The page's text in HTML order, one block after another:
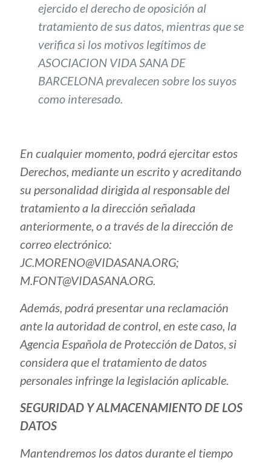
ejercido el derecho de oposición al
tratamiento de sus datos, mientras que se
verifica si los motivos legítimos de
ASOCIACION VIDA SANA DE
BARCELONA prevalecen sobre los suyos
como interesado.
En cualquier momento, podrá ejercitar estos
Derechos, mediante un escrito y acreditando
su personalidad dirigida al responsable del
tratamiento a la dirección señalada
anteriormente, o a través de la dirección de
correo electrónico:
JC.MORENO@VIDASANA.ORG;
M.FONT@VIDASANA.ORG.
Además, podrá presentar una reclamación
ante la autoridad de control, en este caso, la
Agencia Española de Protección de Datos, si
considera que el tratamiento de datos
personales infringe la legislación aplicable.
SEGURIDAD Y ALMACENAMIENTO DE LOS
DATOS
Mantendremos los datos durante el tiempo